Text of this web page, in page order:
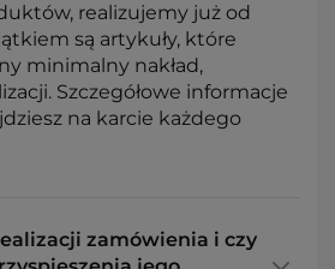
realizujemy już od
są artykuły, które
minimalny nakład,
Szczegółowe informacje
na karcie każdego
zamówienia i czy